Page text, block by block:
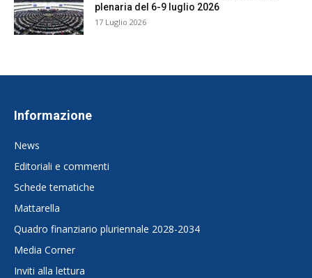
plenaria del 6-9 luglio 2026
17 Luglio 2026
Informazione
News
Editoriali e commenti
Schede tematiche
Mattarella
Quadro finanziario pluriennale 2028-2034
Media Corner
Inviti alla lettura